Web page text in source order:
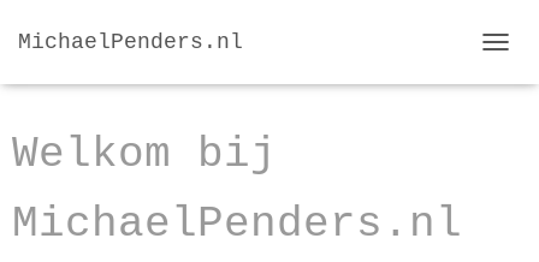
MichaelPenders.nl
O
Welkom bij
MichaelPenders.nl